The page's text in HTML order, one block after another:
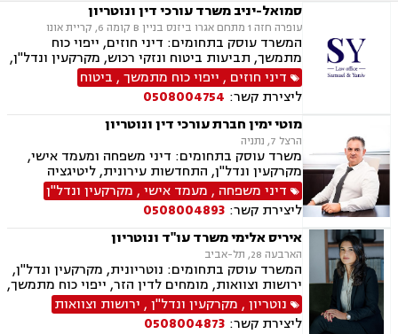
סמואל-יניב משרד עורכי דין ונוטריון
עופרה חזה 1 מתחם אגרו ביזנס בניין B קומה 6, קריית אונו
המשרד עוסק בתחומים: דיני חוזים, ייפוי כוח
מתמשך, תביעות ביטוח ונזקי רכוש, מקרקעין ונדל"ן,
תמ"א 38, לשון הרע, ירושות וצוואות, מושבים
וקיבוצים, קבוצות רכישה, ליקוי בניה, פינוי בינוי,
פינוי מושכר, עסקאות מכר דירה, מגרשים לבניה,
נחלות ומשקים במושבים, רשות מקרקעי ישראל,
העברה בין דורית, בן ממשיך, נזקי גוף ותאונות,
תאונות דרכים, תאונות עבודה, תאונות תלמידים,
אובדן כושר עבודה, תאונות עקב רשלנות.
דיני חוזים , ייפוי כוח מתמשך, ביטוח
ליצירת קשר: 0508004754
מוטי ימין חברת עורכי דין ונוטריון
הרצל 7, נתניה
משרד עוסק בתחומים: דיני משפחה ומעמד אישי,
מקרקעין ונדל"ן, התחדשות עירונית, ליטיגציה
אזרחית-מסחרית, סכסוכים חוזיים, סכסוכים כספיים,
דיני חברות, ירושות וצוואות, ייפוי כוח מתמשך,
גישור.
דיני משפחה , מעמד אישי, מקרקעין ונדל"ן
ליצירת קשר: 0508004893
איריס אלימי משרד עו"ד ונוטריון
הארבעה 28, תל-אביב
המשרד עוסק בתחומים: נוטריונית, מקרקעין ונדל"ן,
ירושות וצוואות, מומחים לדין הזר, ייפוי כוח מתמשך,
מיסים, תמ"א 38, אזרחות זרה ודרכון זר.
נוטריון, מקרקעין ונדל"ן, ירושות וצוואות
ליצירת קשר: 0508004873